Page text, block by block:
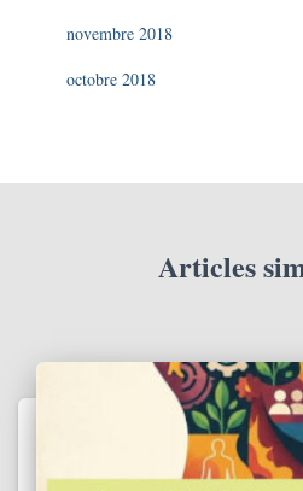
novembre 2018
octobre 2018
Articles